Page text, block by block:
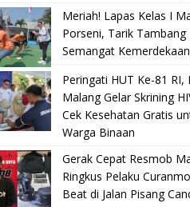
Meriah! Lapas Kelas I
Porseni, Tarik Tambang
Semangat Kemerdekaan
Peringati HUT Ke-81 RI,
Malang Gelar Skrining
Cek Kesehatan Gratis
Warga Binaan
Gerak Cepat Resmob
Ringkus Pelaku
Beat di Jalan Pisang